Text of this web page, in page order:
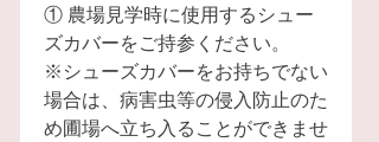
① 農場見学時に使用するシュー
ズカバーをご持参ください。
※シューズカバーをお持ちでない
場合は、病害虫等の侵入防止のた
め圃場へ立ち入ることができませ